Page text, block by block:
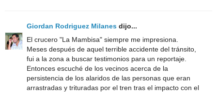
Giordan Rodriguez Milanes dijo...
El crucero "La Mambisa" siempre me impresiona.
Meses después de aquel terrible accidente del tránsito,
fui a la zona a buscar testimonios para un reportaje.
Entonces escuché de los vecinos acerca de la
persistencia de los alaridos de las personas que eran
arrastradas y trituradas por el tren tras el impacto con el